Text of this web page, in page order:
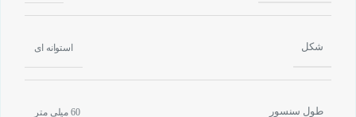
شکل استوانه ای
طول سنسور 60 میلی متر